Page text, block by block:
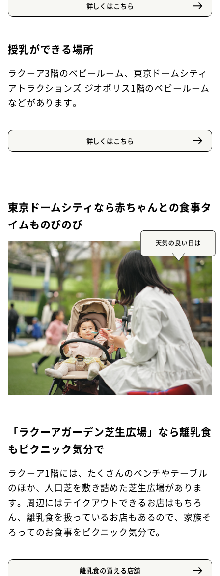
詳しくはこちら
授乳ができる場所
ラクーア3階のベビールーム、東京ドームシティ
アトラクションズ ジオポリス1階のベビールーム
などがあります。
詳しくはこちら
東京ドームシティなら赤ちゃんとの食事タ
イムものびのび
天気の良い日は
「ラクーアガーデン芝生広場」なら離乳食
もピクニック気分で
ラクーア1階には、たくさんのベンチやテーブル
のほか、人口芝を敷き詰めた芝生広場がありま
す。周辺にはテイクアウトできるお店はもちろ
ん、離乳食を扱っているお店もあるので、家族そ
ろってのお食事をピクニック気分で。
離乳食の買える店舗